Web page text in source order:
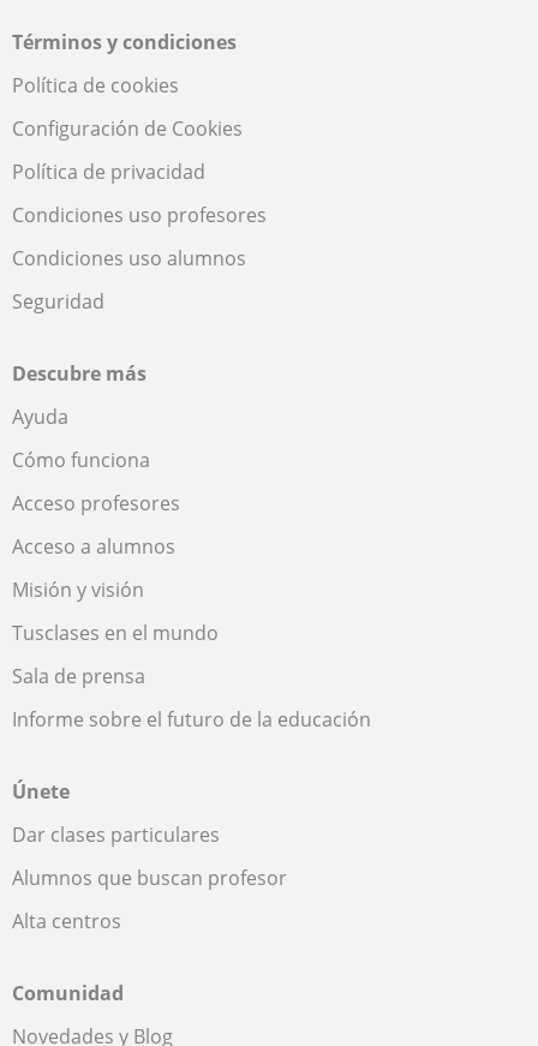
Términos y condiciones
Política de cookies
Configuración de Cookies
Política de privacidad
Condiciones uso profesores
Condiciones uso alumnos
Seguridad
Descubre más
Ayuda
Cómo funciona
Acceso profesores
Acceso a alumnos
Misión y visión
Tusclases en el mundo
Sala de prensa
Informe sobre el futuro de la educación
Únete
Dar clases particulares
Alumnos que buscan profesor
Alta centros
Comunidad
Novedades y Blog